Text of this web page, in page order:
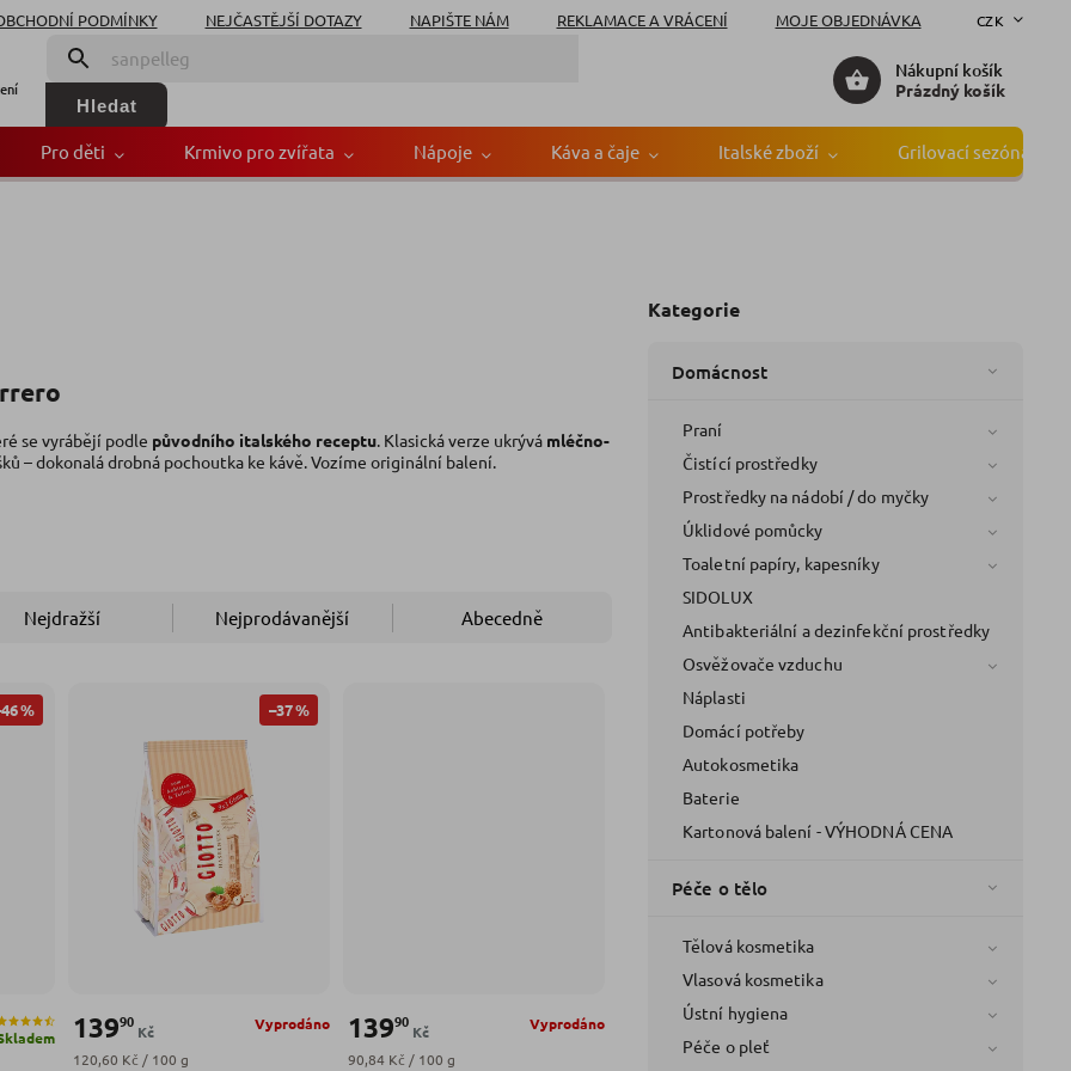
PODMÍNKY NEJČASTĚJŠÍ DOTAZY NAPIŠTE NÁM REKLAMACE A VRÁCENÍ MOJE OBJEDNÁVKA CZK
Hledat
Nákupní košík
Prázdný košík
Pro děti Krmivo pro zvířata Nápoje Káva a čaje Italské zboží Grilovací sezóna
Kategorie
Domácnost
Praní
Čistící prostředky
Prostředky na nádobí / do myčky
Úklidové pomůcky
Toaletní papíry, kapesníky
SIDOLUX
Antibakteriální a dezinfekční prostředky
Osvěžovače vzduchu
Náplasti
Domácí potřeby
Autokosmetika
Baterie
Kartonová balení - VÝHODNÁ CENA
Péče o tělo
Tělová kosmetika
Vlasová kosmetika
Ústní hygiena
Péče o pleť
se vyrábějí podle původního italského receptu. Klasická verze ukrývá mléčno-
– dokonalá drobná pochoutka ke kávě. Vozíme originální balení.
Nejdražší Nejprodávanější Abecedně
% –37 %
Vyprodáno
13990
Kč
Měrná cena:
120,60 Kč / 100 g
Vyprodáno
13990
Kč
Měrná cena:
90,84 Kč / 100 g